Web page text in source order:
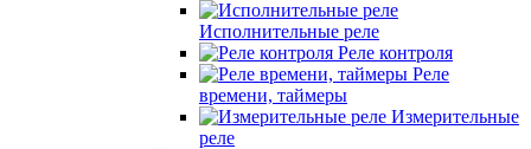
Исполнительные реле
Реле контроля
Реле
времени, таймеры
Измерительные
реле